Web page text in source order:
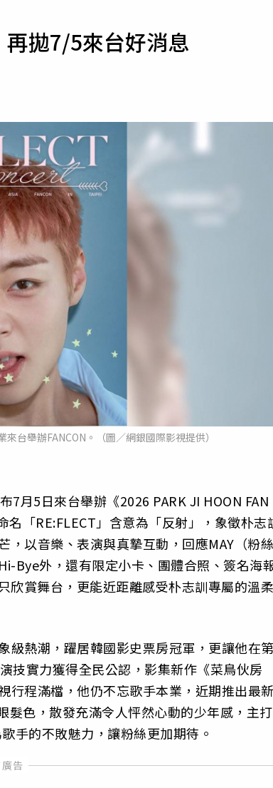
運勢
拋7/5來台好消息
台舉辦FANCON。（圖／網銀國際影視提供）
月5日來台舉辦《2026 PARK JI HOON FAN
名「RE:FLECT」含意為「反射」，象徵朴志
，以音樂、表演與真摯互動，回應MAY（粉絲
Bye外，還有限定小卡、團體合照、簽名海
欣賞舞台，更能近距離感受朴志訓專屬的溫柔
級熱潮，躍居韓國影史票房冠軍，更讓他在
技實力獲得全民公認，影集新作《菜鳥伙房
行程滿檔，他仍不忘歌手本業，近期推出最
色，散發充滿令人怦然心動的少年感，主打
手的不敗魅力，讓粉絲更加期待。